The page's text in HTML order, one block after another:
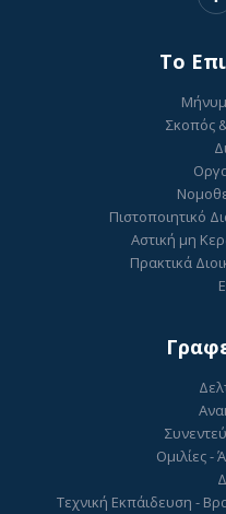
To
Σκοπός
Πιστοποιητικό
Αστική μη
Πρακτικά
Ομιλίες
Τεχνική Εκπάιδευση -